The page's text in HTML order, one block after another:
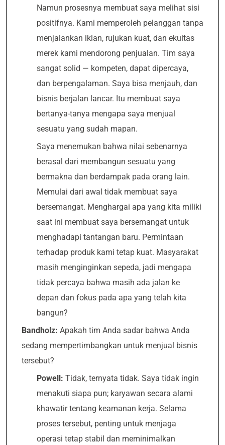
Namun prosesnya membuat saya melihat sisi
positifnya. Kami memperoleh pelanggan tanpa
menjalankan iklan, rujukan kuat, dan ekuitas
merek kami mendorong penjualan. Tim saya
sangat solid — kompeten, dapat dipercaya,
dan berpengalaman. Saya bisa menjauh, dan
bisnis berjalan lancar. Itu membuat saya
bertanya-tanya mengapa saya menjual
sesuatu yang sudah mapan.
Saya menemukan bahwa nilai sebenarnya
berasal dari membangun sesuatu yang
bermakna dan berdampak pada orang lain.
Memulai dari awal tidak membuat saya
bersemangat. Menghargai apa yang kita miliki
saat ini membuat saya bersemangat untuk
menghadapi tantangan baru. Permintaan
terhadap produk kami tetap kuat. Masyarakat
masih menginginkan sepeda, jadi mengapa
tidak percaya bahwa masih ada jalan ke
depan dan fokus pada apa yang telah kita
bangun?
Bandholz: Apakah tim Anda sadar bahwa Anda
sedang mempertimbangkan untuk menjual bisnis
tersebut?
Powell: Tidak, ternyata tidak. Saya tidak ingin
menakuti siapa pun; karyawan secara alami
khawatir tentang keamanan kerja. Selama
proses tersebut, penting untuk menjaga
operasi tetap stabil dan meminimalkan